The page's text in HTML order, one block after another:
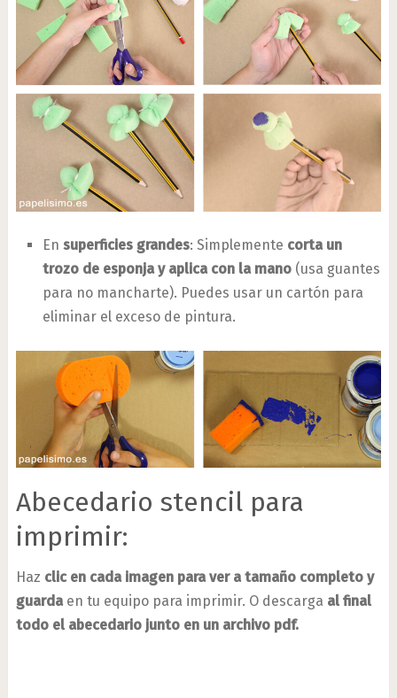
En superficies grandes: Simplemente corta un
trozo de esponja y aplica con la mano(usa guantes
para no mancharte). Puedes usar un cartón para
eliminar el exceso de pintura.
Abecedario stencil para
imprimir:
Haz clic en cada imagen para ver a tamaño completo y
guardaen tu equipo para imprimir. O descarga al final
todo el abecedario junto en un archivo pdf.